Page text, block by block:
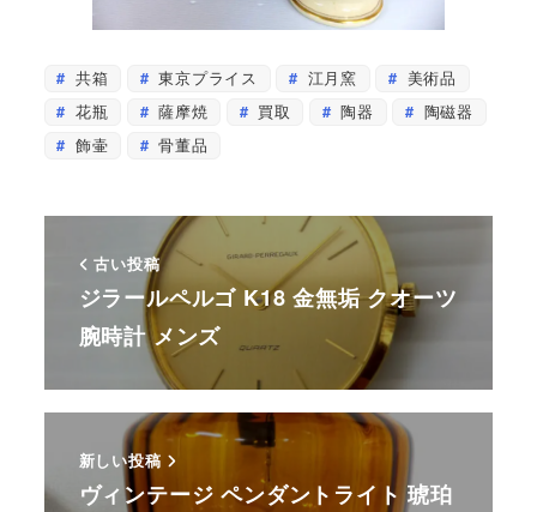
共箱 東京プライス 江月窯
美術品
花瓶
薩摩焼 買取 陶器
陶磁器
飾壷
骨董品
古い投稿
ジラールペルゴ K18 金無垢 クオーツ
腕時計 メンズ
新しい投稿
ヴィンテージ ペンダントライト 琥珀